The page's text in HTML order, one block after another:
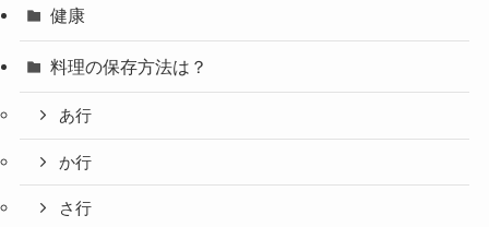
健康
料理の保存方法は？
あ行
か行
さ行